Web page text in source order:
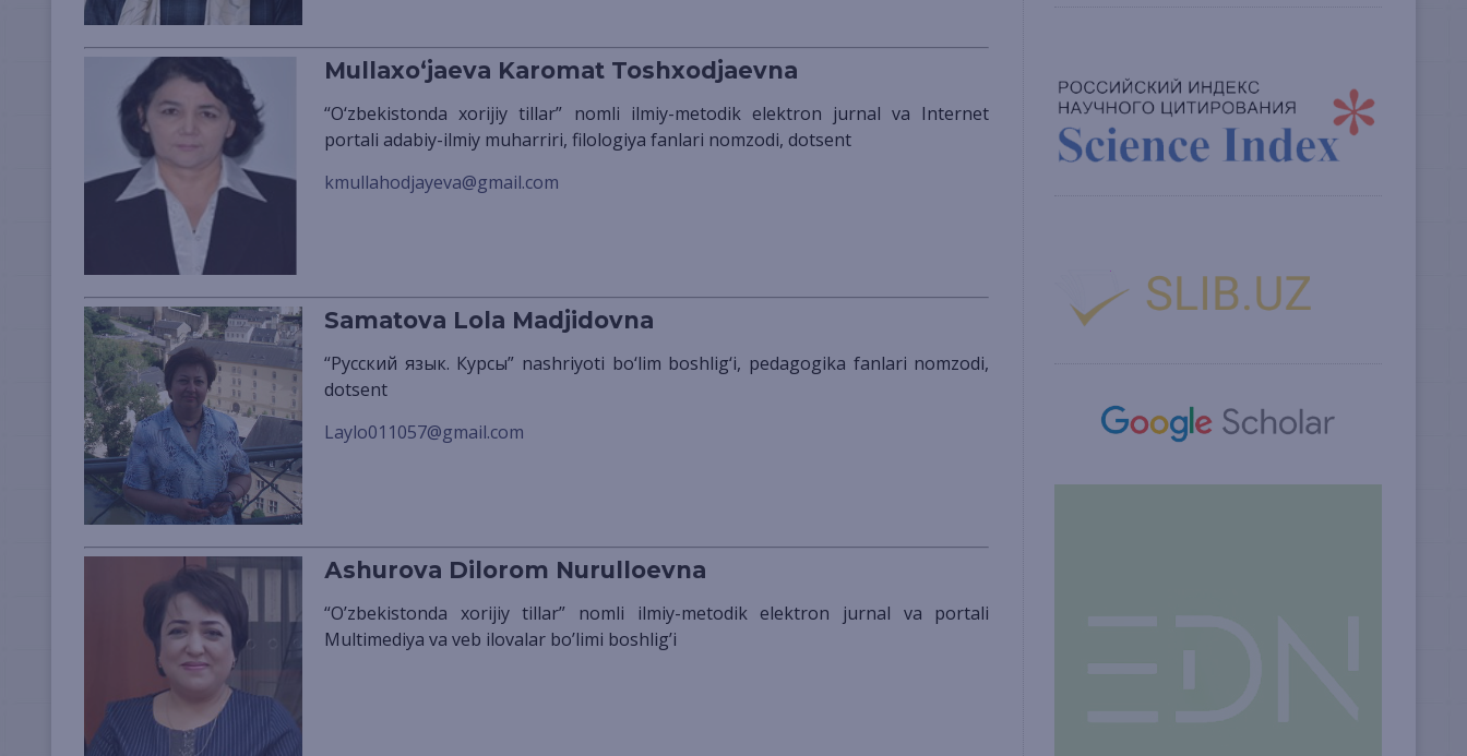
Mullaxo‘jaeva Karomat Toshxodjaevna
“O‘zbekistonda xorijiy tillar” nomli ilmiy-metodik elektron jurnal va Internet
portali adabiy-ilmiy muharriri, filologiya fanlari nomzodi, dotsent
kmullahodjayeva@gmail.com
Samatova Lola Madjidovna
“Русский язык. Курсы” nashriyoti bo‘lim boshlig‘i, pedagogika fanlari nomzodi,
dotsent
Laylo011057@gmail.com
Аshurova Dilorom Nurulloevna
“Oʼzbekistonda xorijiy tillar” nomli ilmiy-metodik elektron jurnal va portali
Multimediya va veb ilovalar boʼlimi boshligʼi